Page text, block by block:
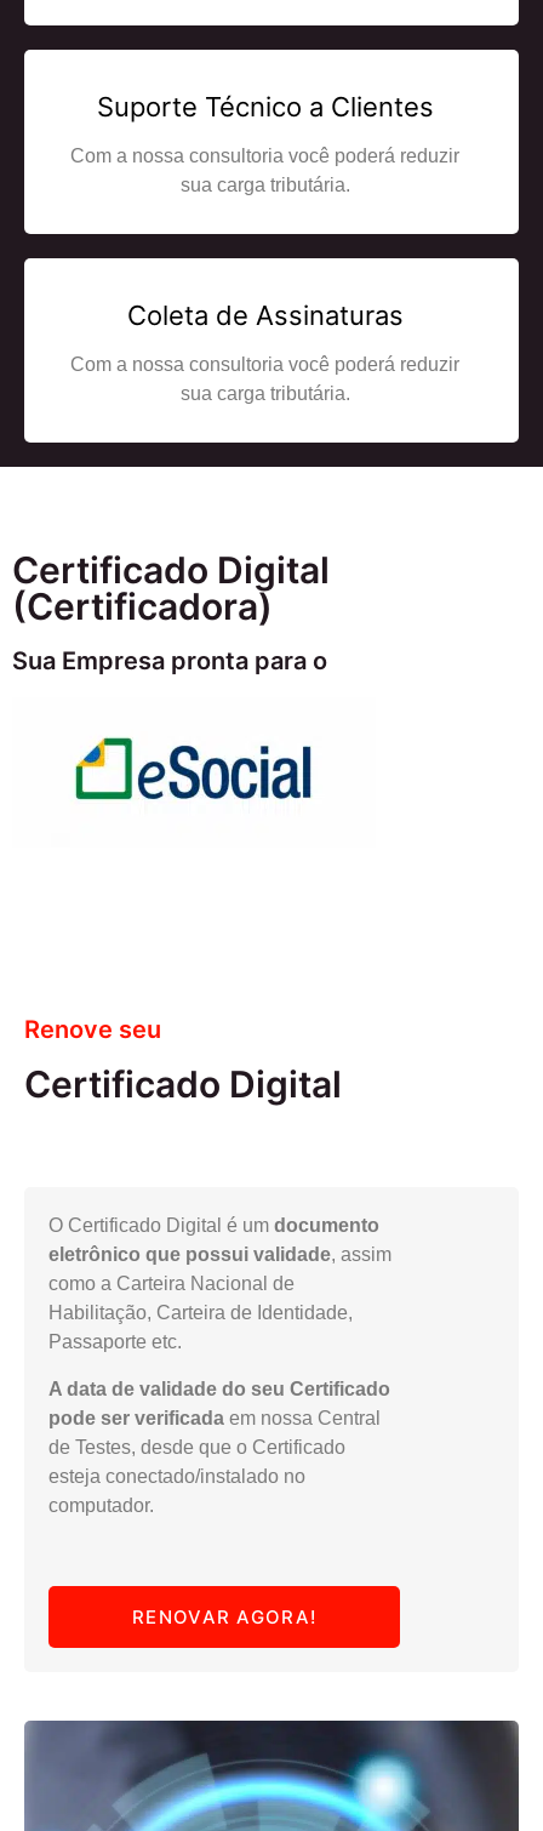
Suporte Técnico a Clientes
Com a nossa consultoria você poderá reduzir
sua carga tributária.
Coleta de Assinaturas
Com a nossa consultoria você poderá reduzir
sua carga tributária.
Certificado Digital
(Certificadora)
Sua Empresa pronta para o
Renove seu
Certificado Digital
O Certificado Digital é um documento
eletrônico que possui validade, assim
como a Carteira Nacional de
Habilitação, Carteira de Identidade,
Passaporte etc.
A data de validade do seu Certificado
pode ser verificada em nossa Central
de Testes, desde que o Certificado
esteja conectado/instalado no
computador.
RENOVAR AGORA!